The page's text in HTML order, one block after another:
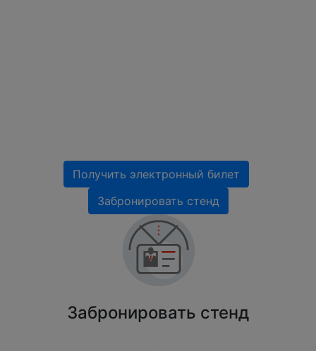
Получить электронный билет
Забронировать стенд
Забронировать стенд